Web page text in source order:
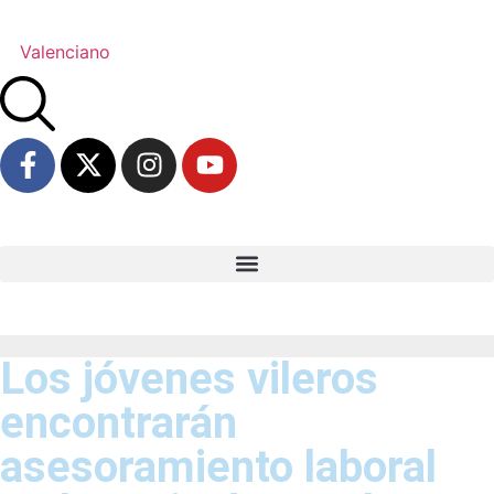
Valenciano
Los jóvenes vileros
encontrarán
asesoramiento laboral